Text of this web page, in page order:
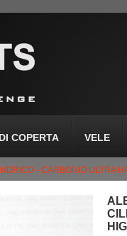
COPERTA VELE
- CARBONIO ULTRA